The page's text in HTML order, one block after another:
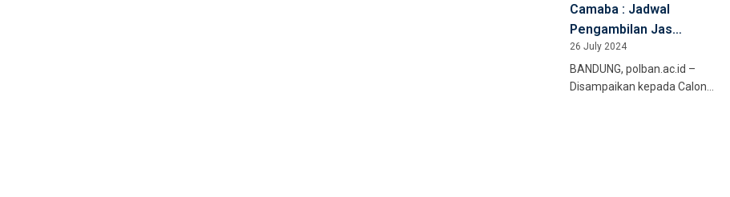
Camaba : Jadwal
Pengambilan Jas
Almamater
26 July 2024
BANDUNG, polban.ac.id –
Disampaikan kepada Calon